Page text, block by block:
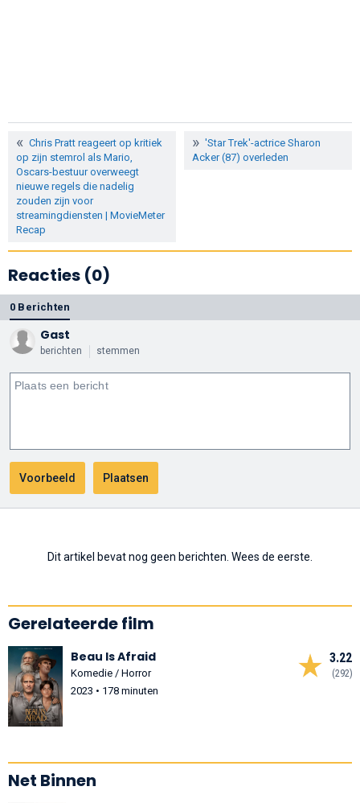
Chris Pratt reageert op kritiek
op zijn stemrol als Mario,
Oscars-bestuur overweegt
nieuwe regels die nadelig
zouden zijn voor
streamingdiensten | MovieMeter
Recap
'Star Trek'-actrice Sharon
Acker (87) overleden
Reacties (0)
0 Berichten
Gast
berichten stemmen
Dit artikel bevat nog geen berichten. Wees de eerste.
Gerelateerde film
3.22
(292)
Beau Is Afraid
Komedie / Horror
2023 • 178 minuten
Net Binnen